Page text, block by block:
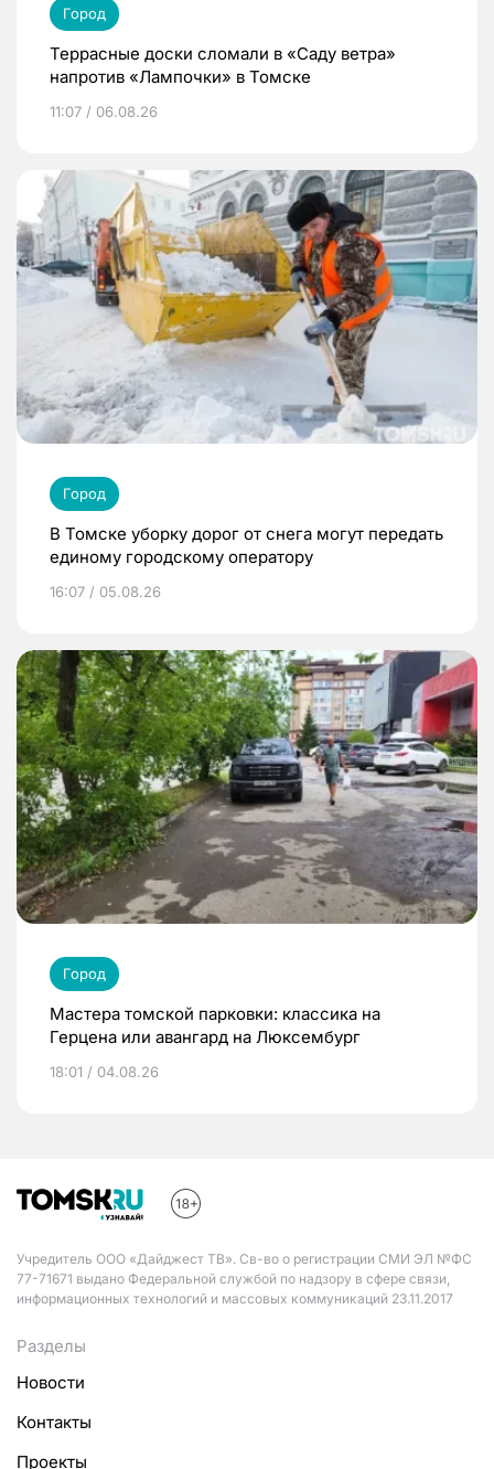
Город
Террасные доски сломали в «Саду ветра»
напротив «Лампочки» в Томске
11:07 / 06.08.26
Город
В Томске уборку дорог от снега могут передать
единому городскому оператору
16:07 / 05.08.26
Город
Мастера томской парковки: классика на
Герцена или авангард на Люксембург
18:01 / 04.08.26
Учредитель ООО «Дайджест ТВ». Св-во о регистрации СМИ ЭЛ №ФС
77-71671 выдано Федеральной службой по надзору в сфере связи,
информационных технологий и массовых коммуникаций 23.11.2017
Разделы
Новости
Контакты
Проекты